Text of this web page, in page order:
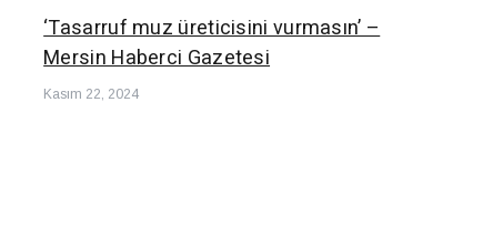
‘Tasarruf muz üreticisini vurmasın’ –
Mersin Haberci Gazetesi
Kasım 22, 2024